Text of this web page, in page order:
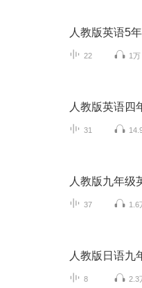
人教版英语5
22 1万
人教版英语四
31
人教版九年级
37 1.6
人教版日语九
8 2.3